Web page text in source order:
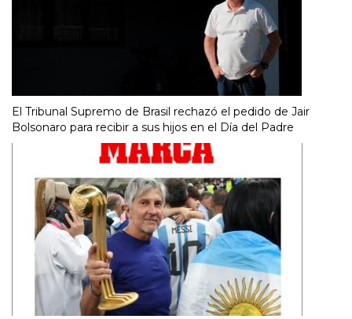
El Tribunal Supremo de Brasil rechazó el pedido de Jair
Bolsonaro para recibir a sus hijos en el Día del Padre